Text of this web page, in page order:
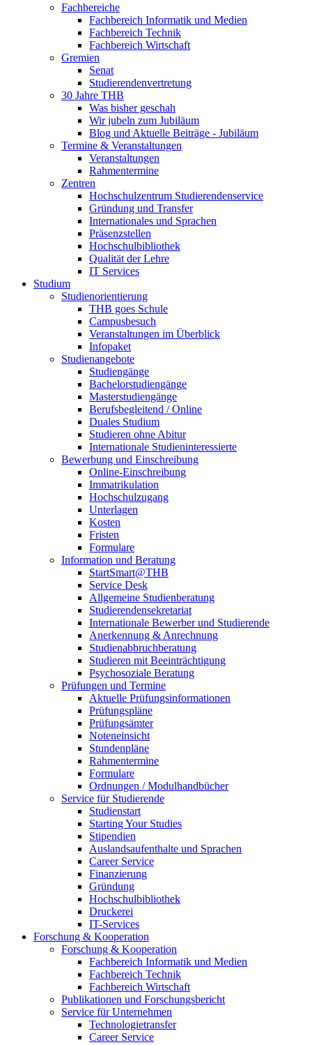
Fachbereiche
Fachbereich Informatik und Medien
Fachbereich Technik
Fachbereich Wirtschaft
Gremien
Senat
Studierendenvertretung
30 Jahre THB
Was bisher geschah
Wir jubeln zum Jubiläum
Blog und Aktuelle Beiträge - Jubiläum
Termine & Veranstaltungen
Veranstaltungen
Rahmentermine
Zentren
Hochschulzentrum Studierendenservice
Gründung und Transfer
Internationales und Sprachen
Präsenzstellen
Hochschulbibliothek
Qualität der Lehre
IT Services
Studium
Studienorientierung
THB goes Schule
Campusbesuch
Veranstaltungen im Überblick
Infopaket
Studienangebote
Studiengänge
Bachelorstudiengänge
Masterstudiengänge
Berufsbegleitend / Online
Duales Studium
Studieren ohne Abitur
Internationale Studieninteressierte
Bewerbung und Einschreibung
Online-Einschreibung
Immatrikulation
Hochschulzugang
Unterlagen
Kosten
Fristen
Formulare
Information und Beratung
StartSmart@THB
Service Desk
Allgemeine Studienberatung
Studierendensekretariat
Internationale Bewerber und Studierende
Anerkennung & Anrechnung
Studienabbruchberatung
Studieren mit Beeinträchtigung
Psychosoziale Beratung
Prüfungen und Termine
Aktuelle Prüfungsinformationen
Prüfungspläne
Prüfungsämter
Noteneinsicht
Stundenpläne
Rahmentermine
Formulare
Ordnungen / Modulhandbücher
Service für Studierende
Studienstart
Starting Your Studies
Stipendien
Auslandsaufenthalte und Sprachen
Career Service
Finanzierung
Gründung
Hochschulbibliothek
Druckerei
IT-Services
Forschung & Kooperation
Forschung & Kooperation
Fachbereich Informatik und Medien
Fachbereich Technik
Fachbereich Wirtschaft
Publikationen und Forschungsbericht
Service für Unternehmen
Technologietransfer
Career Service